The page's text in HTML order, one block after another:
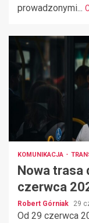
prowadzonymi...
KOMUNIKACJA
Nowa trasa
czerwca
Robert Górniak 29
Od 29 czerwca